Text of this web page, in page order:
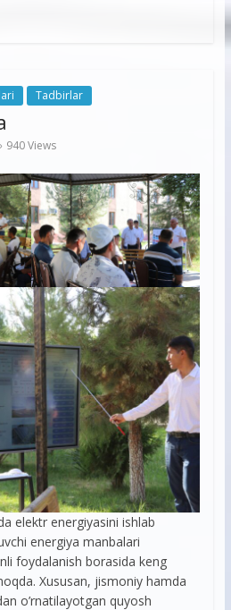
Tadbirlar
940 Views
elektr energiyasini ishlab
energiya manbalari
foydalanish borasida keng
Xususan, jismoniy hamda
o’rnatilayotgan quyosh